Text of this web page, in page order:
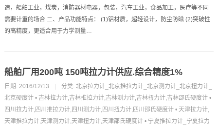
造，船舶工业，煤炭，消防器材电器，包装，汽车工业，食品加工，医疗等不同
需要计重的场合 二、产品功能特点： (1)铝材质，超轻设计，防尘防磁 (2)突破性
的高精度，更适合用于力学测量…
船舶厂用200吨 150吨拉力计供应.综合精度1%
日期: 2016/12/13 | 分类: 北京拉力计_北京推拉力计_北京测力计_北京扭力计_
北京硬度计• 吉林拉力计,吉林推拉力计,吉林测力计,吉林扭力计,吉林邵氏硬度计•
四川拉力计,四川推拉力计,四川测力计,四川扭力计,四川邵氏硬度计• 天津拉力计,
天津推拉力计,天津测力计,天津扭力计,天津邵氏硬度计• 宁夏推拉力计_宁夏拉力